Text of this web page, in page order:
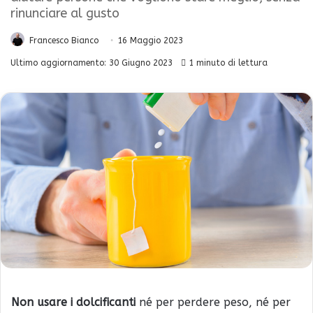
rinunciare al gusto
Francesco Bianco 16 Maggio 2023
Ultimo aggiornamento: 30 Giugno 2023 1 minuto di lettura
Non usare i dolcificanti né per perdere peso, né per